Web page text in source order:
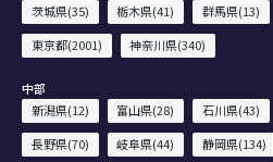
茨城県(35)
栃木県(41) 群馬県(13)
東京都(2001)
神奈川県(340)
中部
新潟県(12)
富山県(28) 石川県(43)
長野県(70)
岐阜県(44) 静岡県(134)